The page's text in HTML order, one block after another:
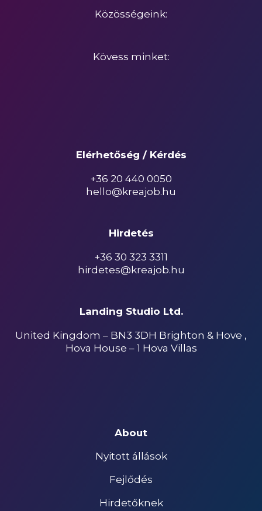
Közösségeink:
Kövess minket:
Elérhetőség / Kérdés
+36 20 440 0050
hello@kreajob.hu
Hirdetés
+36 30 323 3311
hirdetes@kreajob.hu
Landing Studio Ltd.
United Kingdom – BN3 3DH Brighton & Hove ,
Hova House – 1 Hova Villas
About
Nyitott állások
Fejlődés
Hirdetőknek